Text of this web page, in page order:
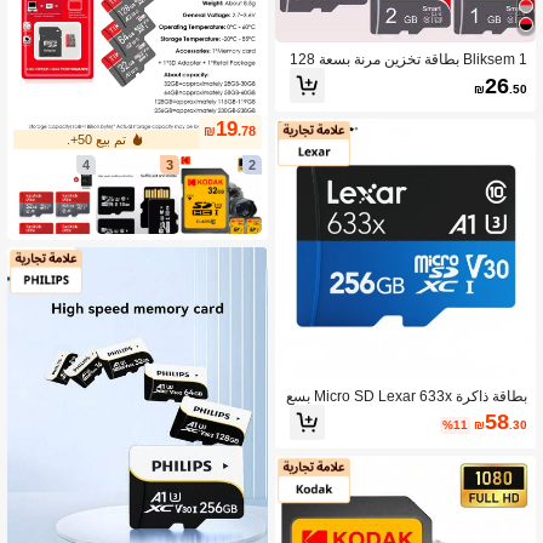
Bliksem 1 بطاقة تخزين مرنة بسعة 128
جيجابايت/64 جيجابايت/32 جيجابايت/16
جيجابايت/8 جيجابايت/4 جيجابايت مع محو
ملة بنظام أندرويد والكاميرات الرقمية وأج
هزة الصوت للسيارات والوحدات المحمول
₪26.50
بطاقة ذاكرة Micro SD Lexar 633x بسع
ة 32GB 64GB 128GB 256GB 512GB
U3 V30 A1 بسرعة تصل إلى 100MB/S
طيار وكاميرا الحركة وكاميرا السيارة وأج
هزة الألعاب
₪58.30
%11
₪19.78
تم بيع 50+.
2
3
4